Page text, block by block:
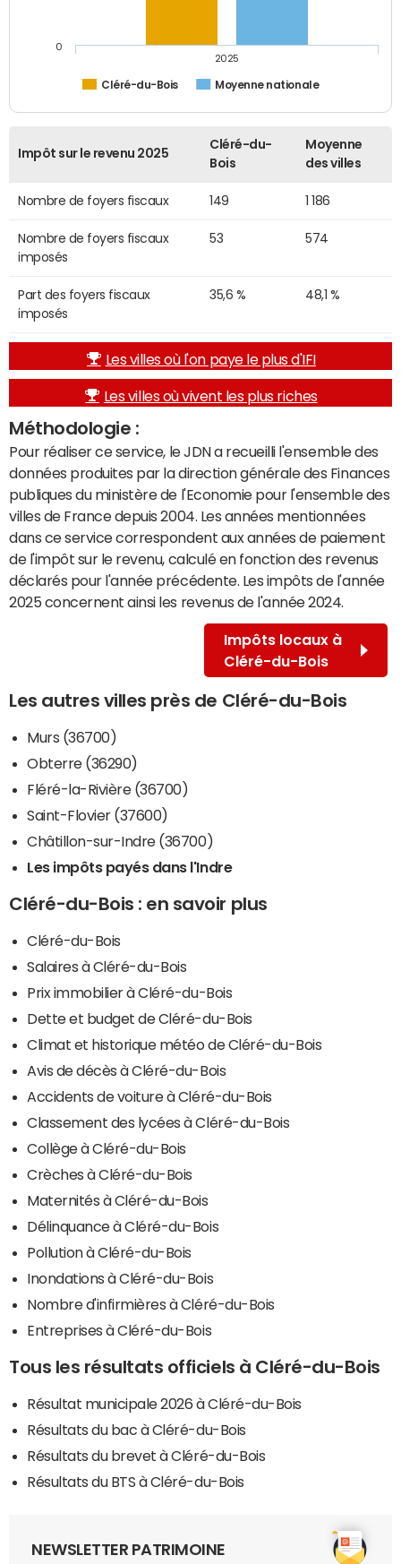
Cléré-du-Bois Moyenne nationale
2025
0
Impôt sur le revenu 2025
Cléré-du-
Bois
Moyenne
des villes
Nombre de foyers fiscaux 149 1 186
Nombre de foyers fiscaux
imposés
53 574
Part des foyers fiscaux
imposés
35,6 % 48,1 %
Les villes où l'on paye le plus d'IFI
Les villes où vivent les plus riches
Méthodologie :
Pour réaliser ce service, le JDN a recueilli l'ensemble des
données produites par la direction générale des Finances
publiques du ministère de l'Economie pour l'ensemble des
villes de France depuis 2004. Les années mentionnées
dans ce service correspondent aux années de paiement
de l'impôt sur le revenu, calculé en fonction des revenus
déclarés pour l'année précédente. Les impôts de l'année
2025 concernent ainsi les revenus de l'année 2024.
Impôts locaux à
Cléré-du-Bois
Les autres villes près de Cléré-du-Bois
Murs (36700)
Obterre (36290)
Fléré-la-Rivière (36700)
Saint-Flovier (37600)
Châtillon-sur-Indre (36700)
Les impôts payés dans l'Indre
Cléré-du-Bois : en savoir plus
Cléré-du-Bois
Salaires à Cléré-du-Bois
Prix immobilier à Cléré-du-Bois
Dette et budget de Cléré-du-Bois
Climat et historique météo de Cléré-du-Bois
Avis de décès à Cléré-du-Bois
Accidents de voiture à Cléré-du-Bois
Classement des lycées à Cléré-du-Bois
Collège à Cléré-du-Bois
Crèches à Cléré-du-Bois
Maternités à Cléré-du-Bois
Délinquance à Cléré-du-Bois
Pollution à Cléré-du-Bois
Inondations à Cléré-du-Bois
Nombre d'infirmières à Cléré-du-Bois
Entreprises à Cléré-du-Bois
Tous les résultats officiels à Cléré-du-Bois
Résultat municipale 2026 à Cléré-du-Bois
Résultats du bac à Cléré-du-Bois
Résultats du brevet à Cléré-du-Bois
Résultats du BTS à Cléré-du-Bois
NEWSLETTER PATRIMOINE